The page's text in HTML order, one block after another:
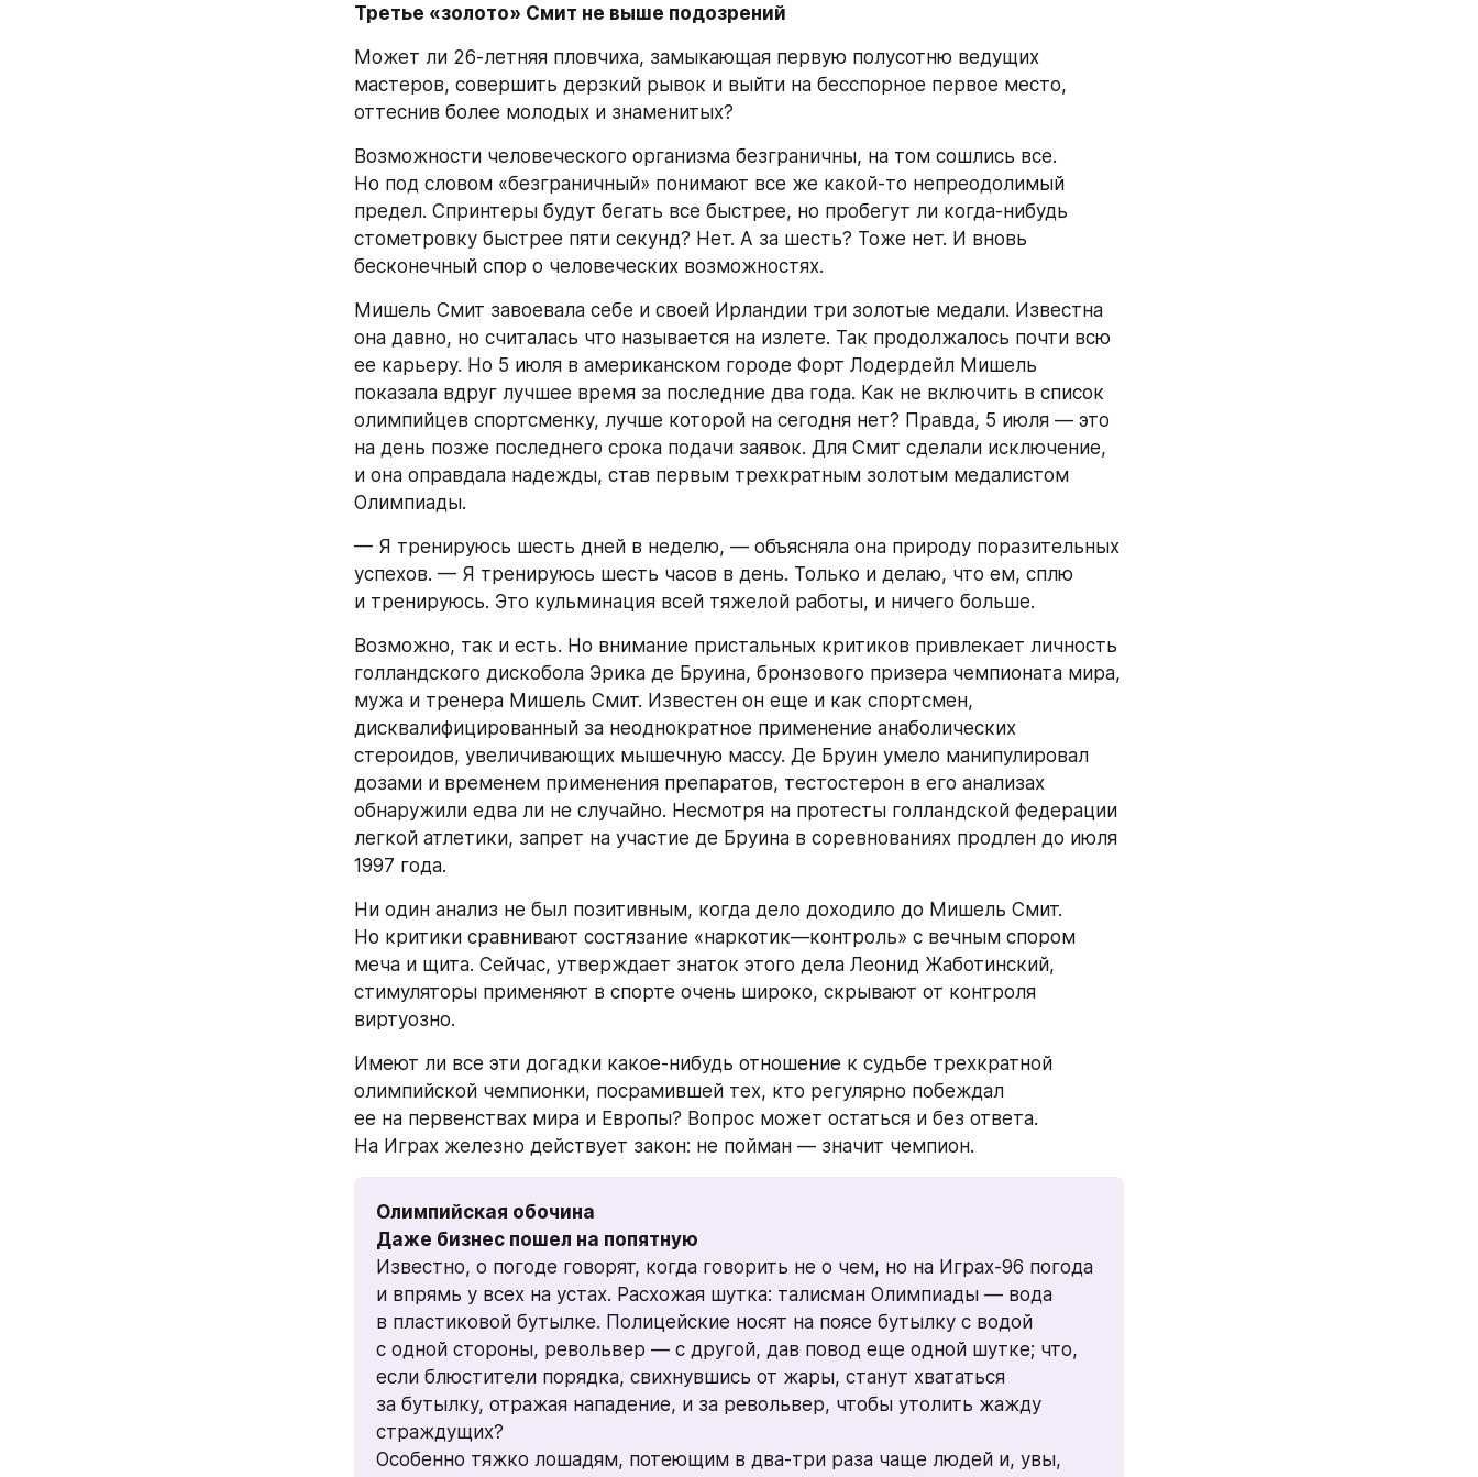
Третье «золото» Смит не выше подозрений
Может ли 26-летняя пловчиха, замыкающая первую полусотню ведущих
мастеров, совершить дерзкий рывок и выйти на бесспорное первое место,
оттеснив более молодых и знаменитых?
Возможности человеческого организма безграничны, на том сошлись все.
Но под словом «безграничный» понимают все же какой-то непреодолимый
предел. Спринтеры будут бегать все быстрее, но пробегут ли когда-нибудь
стометровку быстрее пяти секунд? Нет. А за шесть? Тоже нет. И вновь
бесконечный спор о человеческих возможностях.
Мишель Смит завоевала себе и своей Ирландии три золотые медали. Известна
она давно, но считалась что называется на излете. Так продолжалось почти всю
ее карьеру. Но 5 июля в американском городе Форт Лодердейл Мишель
показала вдруг лучшее время за последние два года. Как не включить в список
олимпийцев спортсменку, лучше которой на сегодня нет? Правда, 5 июля — это
на день позже последнего срока подачи заявок. Для Смит сделали исключение,
и она оправдала надежды, став первым трехкратным золотым медалистом
Олимпиады.
— Я тренируюсь шесть дней в неделю, — объясняла она природу поразительных
успехов. — Я тренируюсь шесть часов в день. Только и делаю, что ем, сплю
и тренируюсь. Это кульминация всей тяжелой работы, и ничего больше.
Возможно, так и есть. Но внимание пристальных критиков привлекает личность
голландского дискобола Эрика де Бруина, бронзового призера чемпионата мира,
мужа и тренера Мишель Смит. Известен он еще и как спортсмен,
дисквалифицированный за неоднократное применение анаболических
стероидов, увеличивающих мышечную массу. Де Бруин умело манипулировал
дозами и временем применения препаратов, тестостерон в его анализах
обнаружили едва ли не случайно. Несмотря на протесты голландской федерации
легкой атлетики, запрет на участие де Бруина в соревнованиях продлен до июля
1997 года.
Ни один анализ не был позитивным, когда дело доходило до Мишель Смит.
Но критики сравнивают состязание «наркотик—контроль» с вечным спором
меча и щита. Сейчас, утверждает знаток этого дела Леонид Жаботинский,
стимуляторы применяют в спорте очень широко, скрывают от контроля
виртуозно.
Имеют ли все эти догадки какое-нибудь отношение к судьбе трехкратной
олимпийской чемпионки, посрамившей тех, кто регулярно побеждал
ее на первенствах мира и Европы? Вопрос может остаться и без ответа.
На Играх железно действует закон: не пойман — значит чемпион.
Олимпийская обочина
Даже бизнес пошел на попятную
Известно, о погоде говорят, когда говорить не о чем, но на Играх-96 погода
и впрямь у всех на устах. Расхожая шутка: талисман Олимпиады — вода
в пластиковой бутылке. Полицейские носят на поясе бутылку с водой
с одной стороны, револьвер — с другой, дав повод еще одной шутке; что,
если блюстители порядка, свихнувшись от жары, станут хвататься
за бутылку, отражая нападение, и за револьвер, чтобы утолить жажду
страждущих?
Особенно тяжко лошадям, потеющим в два-три раза чаще людей и, увы,